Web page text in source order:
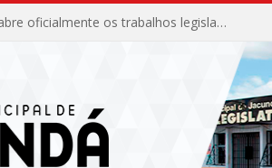
Câmara Municipal de Jacundá abre oficialmente os trabalhos legislativos de 2026